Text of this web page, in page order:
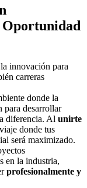
innovación para
carreras
donde la
para desarrollar
diferencia. Al unirte
donde tus
será maximizado.
en la industria,
profesionalmente y